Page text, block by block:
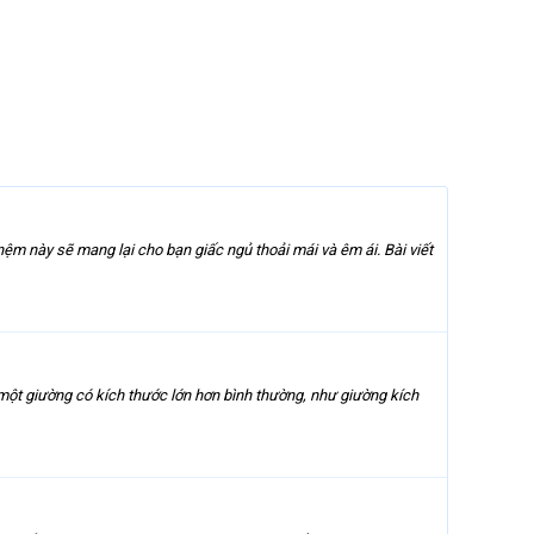
này sẽ mang lại cho bạn giấc ngủ thoải mái và êm ái. Bài viết
giường có kích thước lớn hơn bình thường, như giường kích